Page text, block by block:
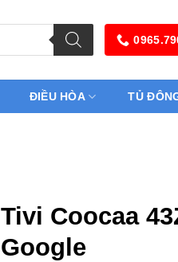
ĐIỀU HÒA TỦ
Tivi Coocaa
Google